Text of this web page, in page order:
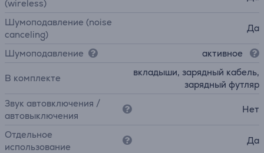
(wireless)
Шумоподавление (noise
canceling)
Да
Шумоподавление активное
В комплекте
вкладыши, зарядный кабель,
зарядный футляр
Звук автовключения /
автовыключения
Нет
Отдельное
использование
Да